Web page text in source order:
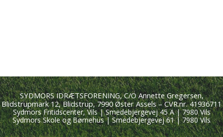
SYDMORS IDRÆTSFORENING, C/O Annette Gregersen,
Blidstrupmark 12, Blidstrup, 7990 Øster Assels – CVR.nr. 41936711
Sydmors Fritidscenter, Vils | Smedebjergevej 45 A | 7980 Vils
Sydmors Skole og Børnehus | Smedebjergevej 61 | 7980 Vils